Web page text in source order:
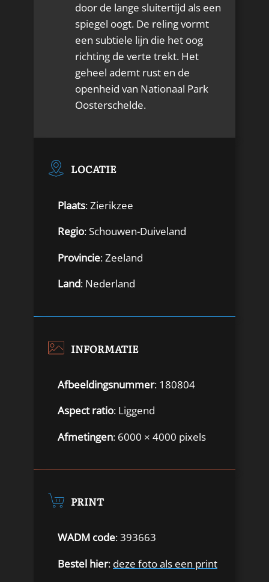
door de lange sluitertijd als een
spiegel oogt. De reling vormt
een subtiele lijn die het oog
richting de verte trekt. Het
geheel ademt rust en de
openheid van Nationaal Park
Oosterschelde.
LOCATIE
Plaats: Zierikzee
Regio: Schouwen-Duiveland
Provincie: Zeeland
Land: Nederland
INFORMATIE
Afbeeldingsnummer: 180804
Aspect ratio: Liggend
Afmetingen: 6000 × 4000 pixels
PRINT
WADM code: 393663
Bestel hier: deze foto als een print